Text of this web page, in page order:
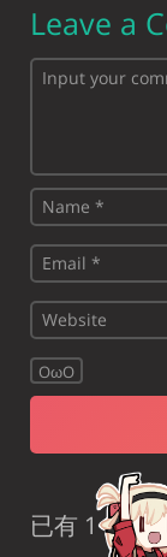
Leave a
OωO
已有 1 条评